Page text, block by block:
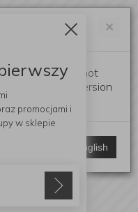
×
language is not
to the English version
Switch to English
promocjami i
w sklepie